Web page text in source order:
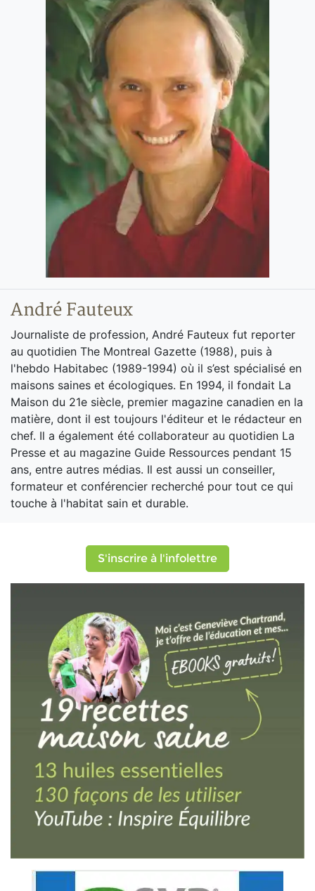
André Fauteux
Journaliste de profession, André Fauteux fut reporter
au quotidien The Montreal Gazette (1988), puis à
l'hebdo Habitabec (1989-1994) où il s’est spécialisé en
maisons saines et écologiques. En 1994, il fondait La
Maison du 21e siècle, premier magazine canadien en la
matière, dont il est toujours l'éditeur et le rédacteur en
chef. Il a également été collaborateur au quotidien La
Presse et au magazine Guide Ressources pendant 15
ans, entre autres médias. Il est aussi un conseiller,
formateur et conférencier recherché pour tout ce qui
touche à l'habitat sain et durable.
S'inscrire à l'infolettre